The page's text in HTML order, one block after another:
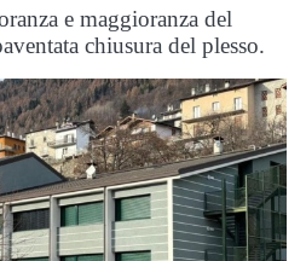
e maggioranza del
chiusura del plesso.